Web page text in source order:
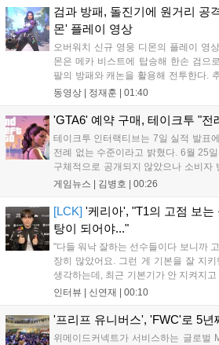
하는 몰입감 있는 서사와 조합을 구현
새로운 가능성을 제시했다....
검과 방패, 돌진기에 원거리 공
몬' 플레이 영상
오버워치 신규 영웅 디몬의 플레이 영
몬은 메카 비스트에 탑승해 한손 검으
팔의 방패와 캐논을 활용해 전투한다.
참격 형태의 궁극기를 보유했고, 메카
산의 영웅들 업데이트를 통해 정식 출시
동영상 | 정재훈 | 01:40
'GTA6' 예약 구매, 테이크투 "전
테이크투 인터랙티브는 7일 실적 발표
전례 없는 수준이라고 밝혔다. 6월 25
구체적으로 공개되지 않았으나 소비자
11월 19일 PS5와 Xbox 시리즈 X|S로
상 'Grand Theft Auto VI: An Extended
이다....
게임뉴스 | 김병호 | 00:26
[LCK] '케리아', "T1의 고점 보는
탕이 되어야..."
"다들 워낙 잘하는 선수들이다 보니까
장히 많았어요. 그런 게 기본을 잘 지
생각하는데, 최근 기본기가 안 지켜지
를 추구하다 보니까 팀적으로 안 좋은
LoL 챔피언스 코리아(LCK)'...
인터뷰 | 신연재 | 00:10
'프리프 유니버스', 'FWC'로 5년
위메이드커넥트가 서비스하는 글로벌